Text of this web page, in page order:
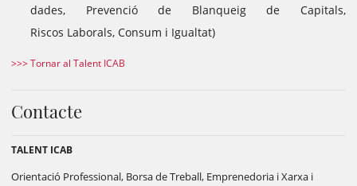
dades, Prevenció de Blanqueig de Capitals,
Riscos Laborals, Consum i Igualtat)
>>> Tornar al Talent ICAB
Contacte
TALENT ICAB
Orientació Professional, Borsa de Treball, Emprenedoria i Xarxa i